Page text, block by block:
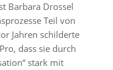
Barbara Drossel
Teil von
Jahren schilderte
dass sie durch
stark mit